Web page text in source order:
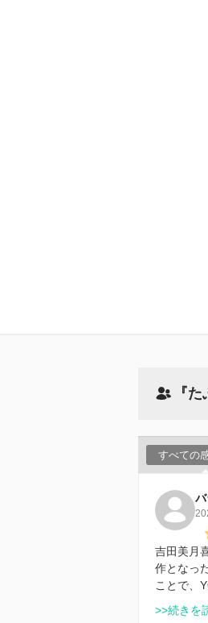
『
すべての
吉田美月
作となっ
ことで、
>>続きを